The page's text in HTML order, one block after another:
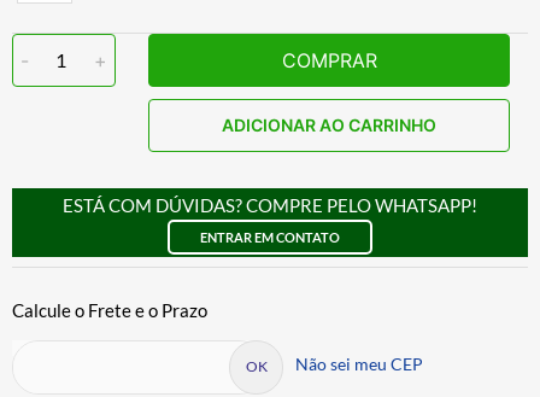
- 1 + COMPRAR
ADICIONAR AO CARRINHO
ESTÁ COM DÚVIDAS? COMPRE PELO WHATSAPP!
ENTRAR EM CONTATO
Não sei meu CEP